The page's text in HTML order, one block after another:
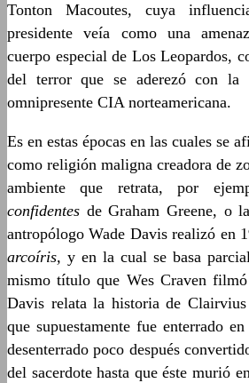
Tonton Macoutes, cuya
presidente veía como una
cuerpo especial de Los Leopardos,
del terror que se aderezó con la
omnipresente CIA norteamericana.
Es en estas épocas en las cuales se
como religión maligna creadora de
ambiente que retrata, por
confidentes de Graham Greene, o
antropólogo Wade Davis realizó en
arcoíris, y en la cual se basa
mismo título que Wes Craven
Davis relata la historia de
que supuestamente fue enterrado
desenterrado poco después
del sacerdote hasta que éste murió